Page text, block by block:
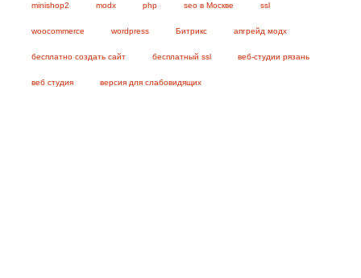
minishop2 modx php seo в Москве ssl
woocommerce wordpress Битрикс апгрейд модх
бесплатно создать сайт бесплатный ssl веб-студии рязань
веб студия версия для слабовидящих